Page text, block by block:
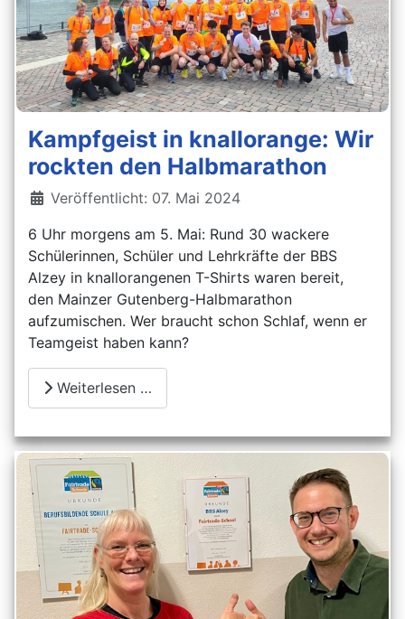
Kampfgeist in knallorange: Wir
rockten den Halbmarathon
Details
Veröffentlicht: 07. Mai 2024
6 Uhr morgens am 5. Mai: Rund 30 wackere
Schülerinnen, Schüler und Lehrkräfte der BBS
Alzey in knallorangenen T-Shirts waren bereit,
den Mainzer Gutenberg-Halbmarathon
aufzumischen. Wer braucht schon Schlaf, wenn er
Teamgeist haben kann?
Weiterlesen …